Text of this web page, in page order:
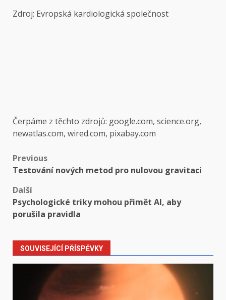
Zdroj: Evropská kardiologická společnost
Čerpáme z těchto zdrojů: google.com, science.org,
newatlas.com, wired.com, pixabay.com
Post
navigation
Previous
Testování nových metod pro nulovou gravitaci
Další
Psychologické triky mohou přimět AI, aby
porušila pravidla
SOUVISEJÍCÍ PŘÍSPĚVKY